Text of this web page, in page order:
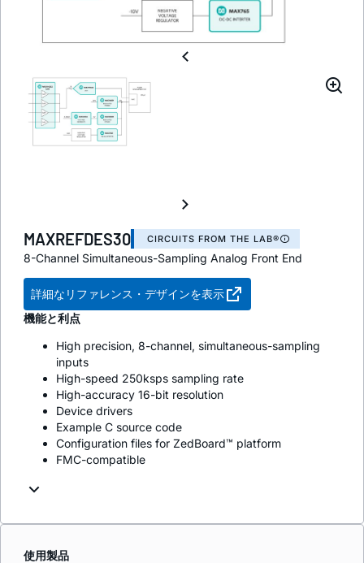
MAXREFDES30 CIRCUITS FROM THE LAB®
8-Channel Simultaneous-Sampling Analog Front End
詳細なリファレンス・デザインを表示
機能と利点
High precision, 8-channel, simultaneous-sampling
inputs
High-speed 250ksps sampling rate
High-accuracy 16-bit resolution
Device drivers
Example C source code
Configuration files for ZedBoard™ platform
FMC-compatible
使用製品